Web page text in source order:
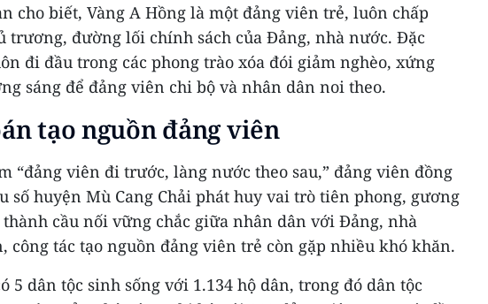
cho biết, Vàng A Hồng là một đảng viên trẻ, luôn chấp
trương, đường lối chính sách của Đảng, nhà nước. Đặc
đi đầu trong các phong trào xóa đói giảm nghèo, xứng
sáng để đảng viên chi bộ và nhân dân noi theo.
tạo nguồn đảng viên
“đảng viên đi trước, làng nước theo sau,” đảng viên đồng
số huyện Mù Cang Chải phát huy vai trò tiên phong, gương
cầu nối vững chắc giữa nhân dân với Đảng, nhà
công tác tạo nguồn đảng viên trẻ còn gặp nhiều khó khăn.
5 dân tộc sinh sống với 1.134 hộ dân, trong đó dân tộc